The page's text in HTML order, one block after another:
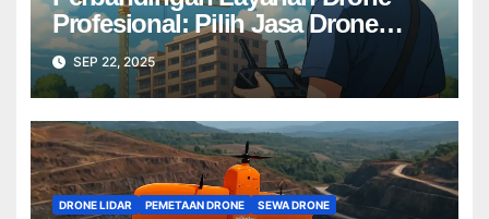
Profesional: Pilih Jasa Drone
Terbaik untuk Proyek Anda
SEP 22, 2025
DRONE LIDAR PEMETAAN DRONE SEWA DRONE